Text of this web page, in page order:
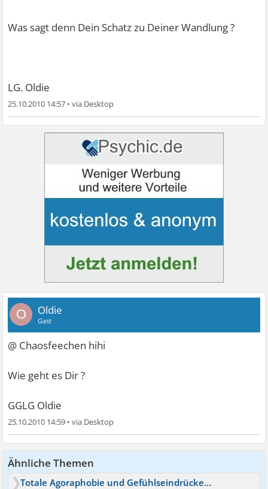
Was sagt denn Dein Schatz zu Deiner Wandlung ?
LG. Oldie
25.10.2010 14:57 •
O Oldie
Gast
@ Chaosfeechen hihi
Wie geht es Dir ?
GGLG Oldie
25.10.2010 14:59 •
Ähnliche Themen
Totale Agoraphobie und Gefühlseindrücke von best Orten